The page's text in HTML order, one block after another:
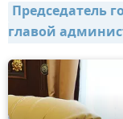
Председатель
главой